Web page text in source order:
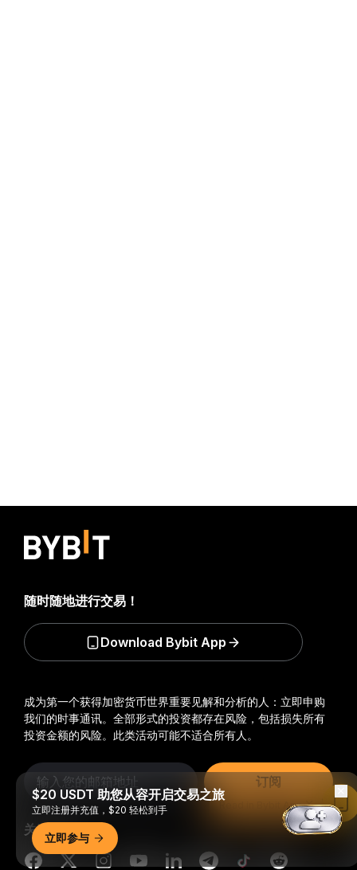
成为第一个获得加密货币世界重要见解和分析的人：立即申购
我们的时事通讯。 全部形式的投资都存在风险，包括损失所有
投资金额的风险。此类活动可能不适合所有人。
订阅
关注我们
随时随地进行交易！
Download Bybit App
$20 USDT 助您从容开启交易之旅
立即注册并充值，$20 轻松到手
立即参与
Read in Bybit App